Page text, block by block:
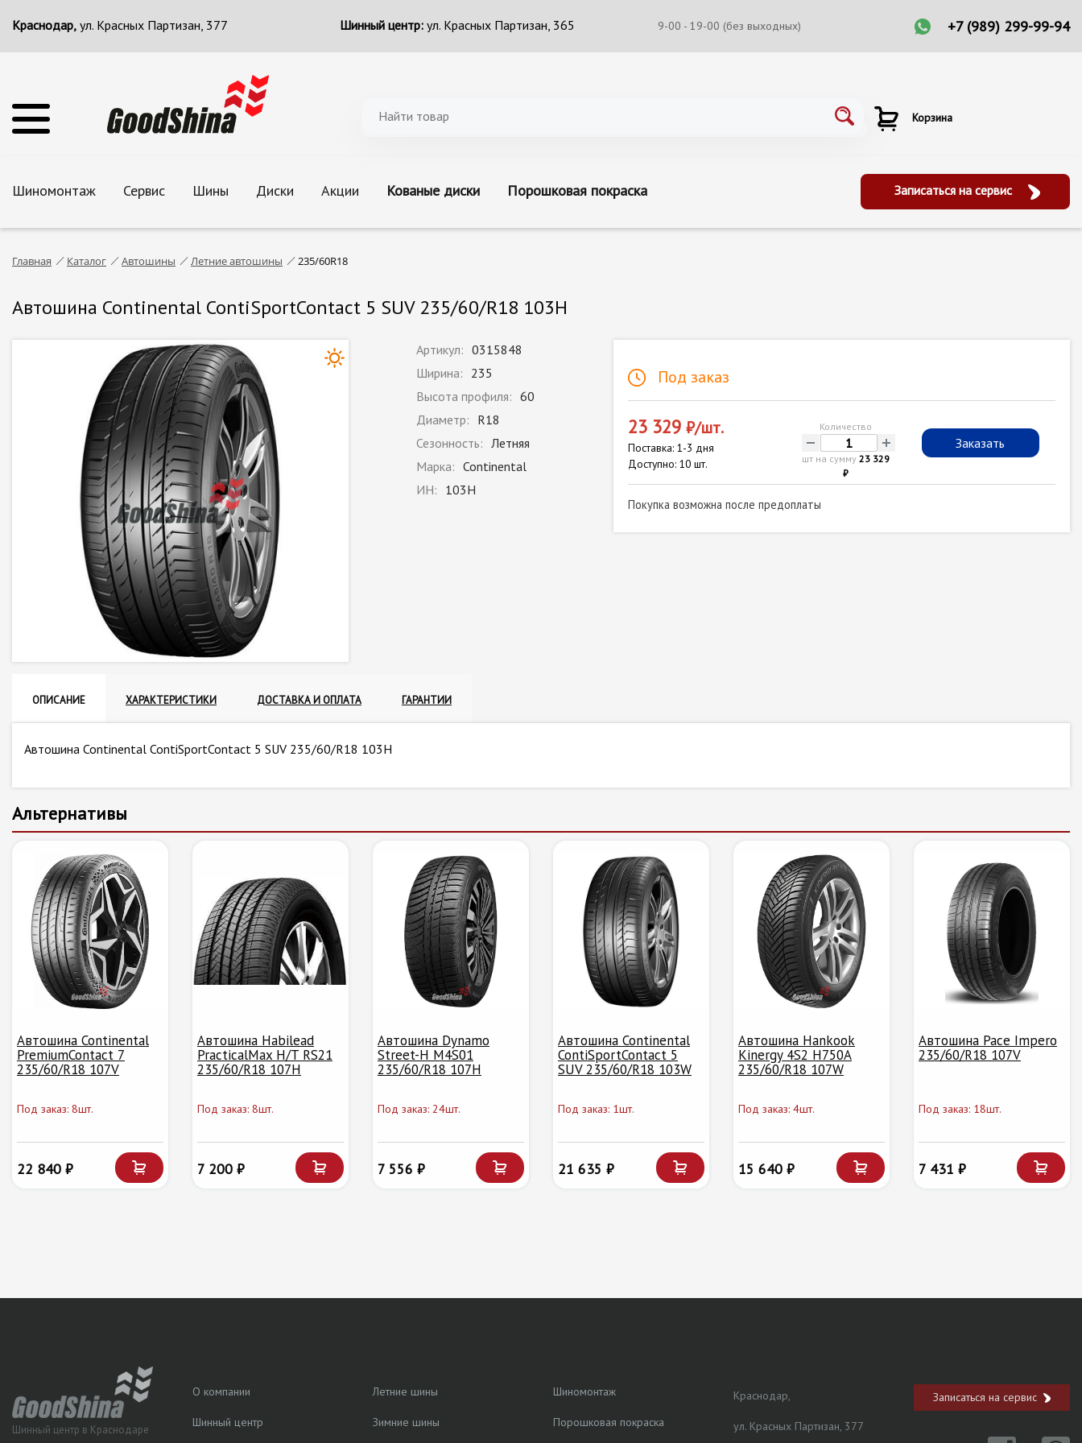
Краснодар, ул. Красных Партизан, 377 Шинный центр:ул. Красных Партизан, 365 9-00 - 19-00 (без выходных) +7 (989) 299-99-94
Корзина
Шиномонтаж Сервис Шины Диски Акции Кованые диски Порошковая покраска Записаться на сервис
Главная Каталог Автошины Летние автошины 235/60R18
Автошина Continental ContiSportContact 5 SUV 235/60/R18 103H
Артикул: 0315848
Ширина: 235
Высота профиля: 60
Диаметр: R18
Сезонность: Летняя
Марка: Continental
ИН: 103H
Под заказ
23 329 ₽/шт.
Поставка: 1-3 дня
Доступно: 10 шт.
Количество
- +
шт на сумму23 329
₽
Заказать
Покупка возможна после предоплаты
ОПИСАНИЕ ХАРАКТЕРИСТИКИ ДОСТАВКА И ОПЛАТА ГАРАНТИИ
Автошина Continental ContiSportContact 5 SUV 235/60/R18 103H
Альтернативы
Автошина Continental
PremiumContact 7
235/60/R18 107V
Под заказ: 8шт.
22 840 ₽
Автошина Habilead
PracticalMax H/T RS21
235/60/R18 107H
Под заказ: 8шт.
7 200 ₽
Автошина Dynamo
Street-H M4S01
235/60/R18 107H
Под заказ: 24шт.
7 556 ₽
Автошина Continental
ContiSportContact 5
SUV 235/60/R18 103W
Под заказ: 1шт.
21 635 ₽
Автошина Hankook
Kinergy 4S2 H750A
235/60/R18 107W
Под заказ: 4шт.
15 640 ₽
Автошина Pace Impero
235/60/R18 107V
Под заказ: 18шт.
7 431 ₽
Шинный центр в Краснодаре
О компании
Шинный центр
Летние шины
Зимние шины
Шиномонтаж
Порошковая покраска
Краснодар,
ул. Красных Партизан, 377
Записаться на сервис